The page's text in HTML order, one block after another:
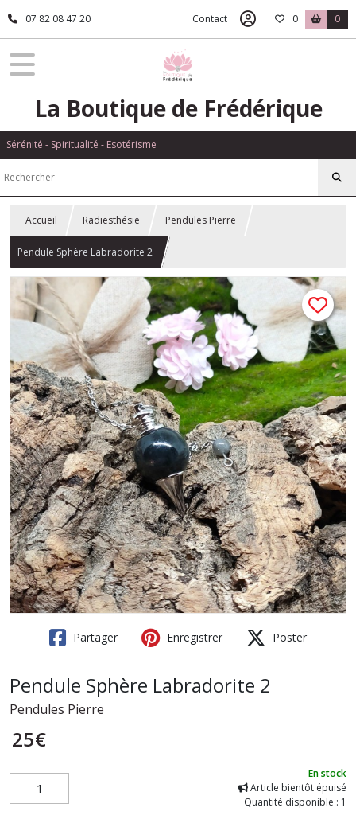
07 82 08 47 20 Contact 0 0
La Boutique de Frédérique
Sérénité - Spiritualité - Esotérisme
Accueil Radiesthésie Pendules Pierre
Pendule Sphère Labradorite 2
Partager Enregistrer Poster
Pendule Sphère Labradorite 2
Pendules Pierre
25€
En stock
Article bientôt épuisé
Quantité disponible : 1